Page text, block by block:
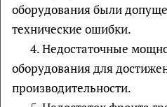
оборудования были
технические ошибки.
4. Недостаточные
оборудования для
производительности.